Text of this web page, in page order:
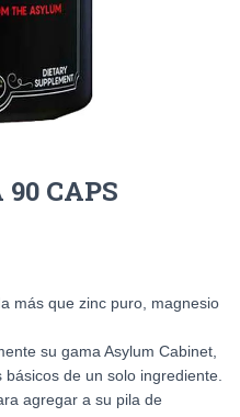
CAPS
más que zinc puro, magnesio
su gama Asylum Cabinet,
de un solo ingrediente.
agregar a su pila de